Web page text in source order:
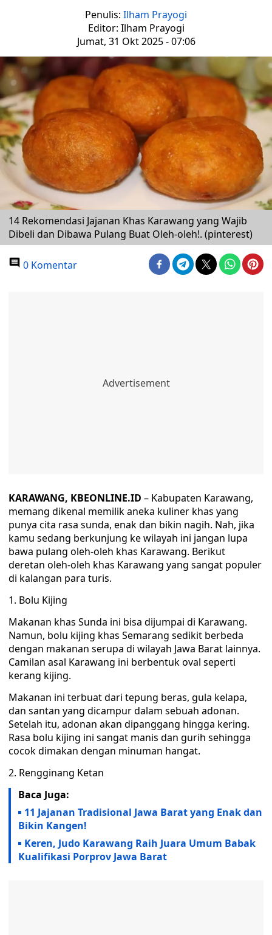
Penulis: Ilham Prayogi
Editor: Ilham Prayogi
Jumat, 31 Okt 2025 - 07:06
14 Rekomendasi Jajanan Khas Karawang yang Wajib
Dibeli dan Dibawa Pulang Buat Oleh-oleh!. (pinterest)
0 Komentar
KARAWANG, KBEONLINE.ID – Kabupaten Karawang,
memang dikenal memilik aneka kuliner khas yang
punya cita rasa sunda, enak dan bikin nagih. Nah, jika
kamu sedang berkunjung ke wilayah ini jangan lupa
bawa pulang oleh-oleh khas Karawang. Berikut
deretan oleh-oleh khas Karawang yang sangat populer
di kalangan para turis.
1. Bolu Kijing
Makanan khas Sunda ini bisa dijumpai di Karawang.
Namun, bolu kijing khas Semarang sedikit berbeda
dengan makanan serupa di wilayah Jawa Barat lainnya.
Camilan asal Karawang ini berbentuk oval seperti
kerang kijing.
Makanan ini terbuat dari tepung beras, gula kelapa,
dan santan yang dicampur dalam sebuah adonan.
Setelah itu, adonan akan dipanggang hingga kering.
Rasa bolu kijing ini sangat manis dan gurih sehingga
cocok dimakan dengan minuman hangat.
2. Rengginang Ketan
Baca Juga:
11 Jajanan Tradisional Jawa Barat yang Enak dan
Bikin Kangen!
‎Keren, Judo ‎Karawang Raih Juara Umum Babak
Kualifikasi Porprov Jawa Barat ‎